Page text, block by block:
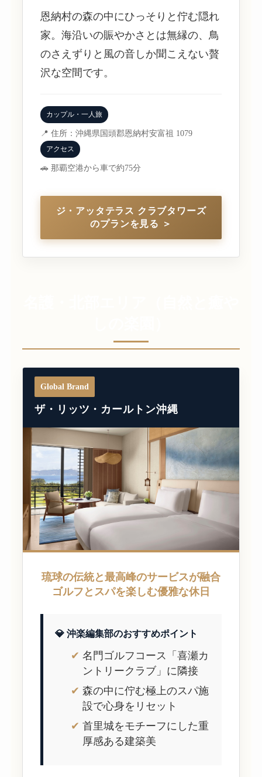
恩納村の森の中にひっそりと佇む隠れ
家。海沿いの賑やかさとは無縁の、鳥
のさえずりと風の音しか聞こえない贅
沢な空間です。
カップル・一人旅
📍 住所：沖縄県国頭郡恩納村安富祖 1079
アクセス
🚗 那覇空港から車で約75分
ジ・アッタテラス クラブタワーズ
のプランを見る ＞
Global Brand
ザ・リッツ・カールトン沖縄
琉球の伝統と最高峰のサービスが融合
ゴルフとスパを楽しむ優雅な休日
💎 沖楽編集部のおすすめポイント
名門ゴルフコース「喜瀬カ
ントリークラブ」に隣接
森の中に佇む極上のスパ施
設で心身をリセット
首里城をモチーフにした重
厚感ある建築美